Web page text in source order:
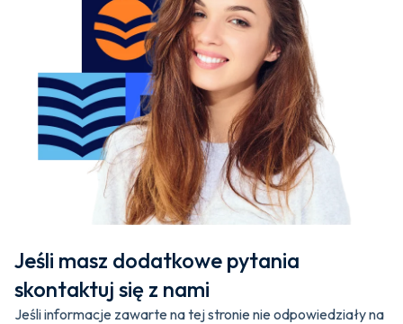
Jeśli masz dodatkowe pytania
skontaktuj się z nami
Jeśli informacje zawarte na tej stronie nie odpowiedziały na